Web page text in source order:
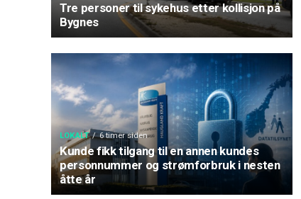
Tre personer til sykehus etter kollisjon på
Bygnes
LOKALT 6 timer siden
Kunde fikk tilgang til en annen kundes
personnummer og strømforbruk i nesten
åtte år